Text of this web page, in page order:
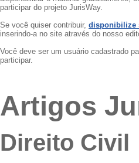
participar do projeto JurisWay.
Se você quiser contribuir, disponibilize
inserindo-a no site através do nosso
Você deve ser um usuário cadastrado
participar.
Artigos
Direito Civil